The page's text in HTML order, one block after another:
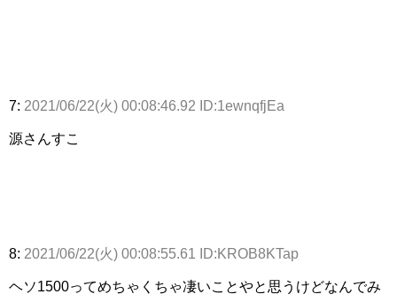
7: 2021/06/22(火) 00:08:46.92 ID:1ewnqfjEa
源さんすこ
8: 2021/06/22(火) 00:08:55.61 ID:KROB8KTap
ヘソ1500ってめちゃくちゃ凄いことやと思うけどなんでみ